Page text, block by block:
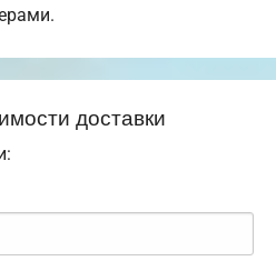
доставки